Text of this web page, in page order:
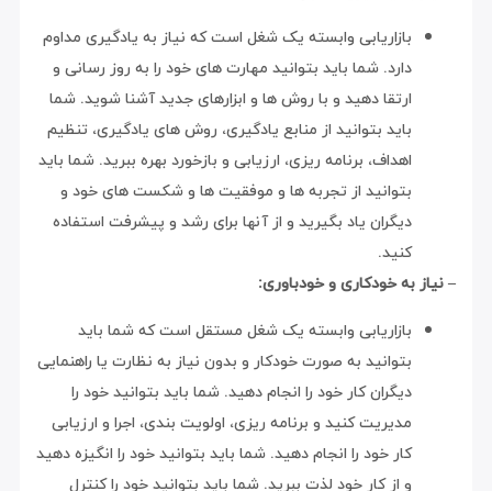
بازاریابی وابسته یک شغل است که نیاز به یادگیری مداوم
دارد. شما باید بتوانید مهارت های خود را به روز رسانی و
ارتقا دهید و با روش ها و ابزارهای جدید آشنا شوید. شما
باید بتوانید از منابع یادگیری، روش های یادگیری، تنظیم
اهداف، برنامه ریزی، ارزیابی و بازخورد بهره ببرید. شما باید
بتوانید از تجربه ها و موفقیت ها و شکست های خود و
دیگران یاد بگیرید و از آنها برای رشد و پیشرفت استفاده
کنید.
– نیاز به خودکاری و خودباوری:
بازاریابی وابسته یک شغل مستقل است که شما باید
بتوانید به صورت خودکار و بدون نیاز به نظارت یا راهنمایی
دیگران کار خود را انجام دهید. شما باید بتوانید خود را
مدیریت کنید و برنامه ریزی، اولویت بندی، اجرا و ارزیابی
کار خود را انجام دهید. شما باید بتوانید خود را انگیزه دهید
و از کار خود لذت ببرید. شما باید بتوانید خود را کنترل